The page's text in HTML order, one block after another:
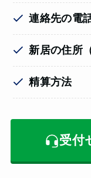
連絡先の電
新居の住所
精算方法
受付